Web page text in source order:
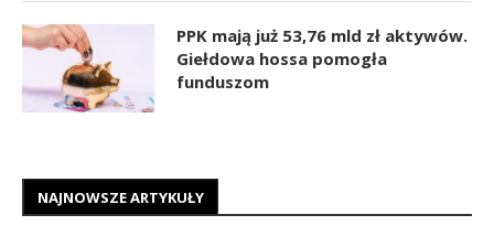
PPK mają już 53,76 mld zł aktywów.
Giełdowa hossa pomogła
funduszom
NAJNOWSZE ARTYKUŁY